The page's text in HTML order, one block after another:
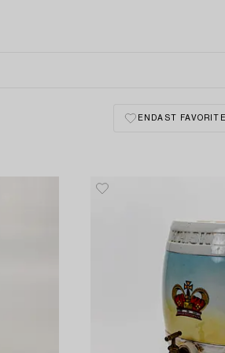
ENDAST